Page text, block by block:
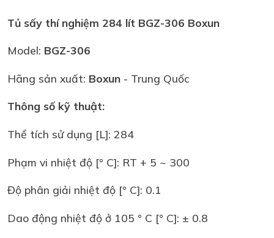
Tủ sấy thí nghiệm 284 lít BGZ-306 Boxun
Model: BGZ-306
Hãng sản xuất: Boxun - Trung Quốc
Thông số kỹ thuật:
Thể tích sử dụng [L]: 284
Phạm vi nhiệt độ [° C]: RT + 5 ~ 300
Độ phân giải nhiệt độ [° C]: 0.1
Dao động nhiệt độ ở 105 ° C [° C]: ± 0.8